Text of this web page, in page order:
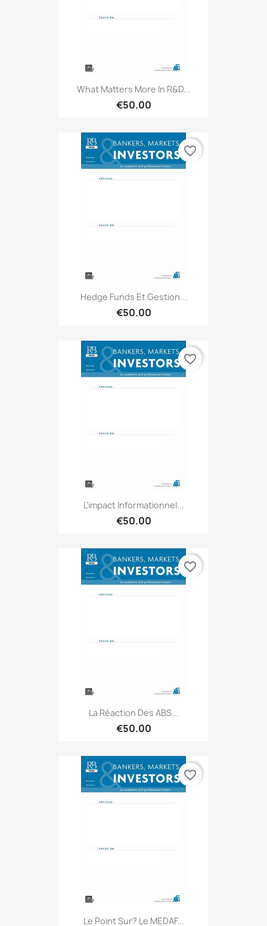
What Matters More In R&D...
€50.00
Hedge Funds Et Gestion...
€50.00
favorite_border
L'impact Informationnel...
€50.00
favorite_border
La Réaction Des ABS...
€50.00
favorite_border
Le Point Sur? Le MEDAF...
favorite_border